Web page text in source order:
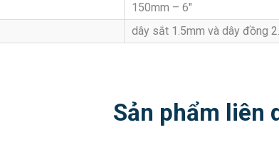
150mm – 6″
dây sắt 1.5mm và dây đồng
Sản phẩm liên